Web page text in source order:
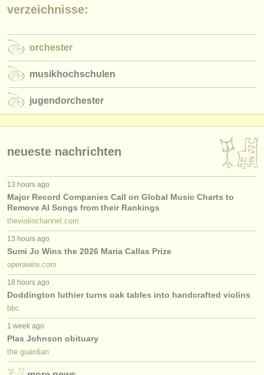
verzeichnisse:
orchester
musikhochschulen
jugendorchester
neueste nachrichten
13 hours ago
Major Record Companies Call on Global Music Charts to
Remove AI Songs from their Rankings
theviolinchannel.com
13 hours ago
Sumi Jo Wins the 2026 Maria Callas Prize
operawire.com
18 hours ago
Doddington luthier turns oak tables into handcrafted violins
bbc
1 week ago
Plas Johnson obituary
the guardian